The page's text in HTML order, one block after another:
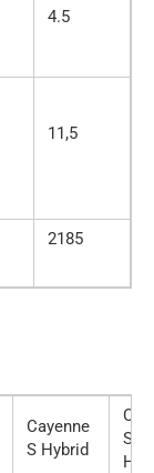
4.5
11,5
2185
Cayenne
S Hybrid
S E-